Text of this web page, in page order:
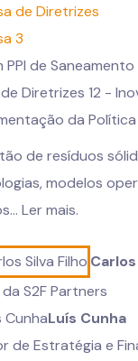
de Diretrizes
3
PPI de Saneamento
Diretrizes 12 -
da
de resíduos
modelos
Ler mais.
S2F Partners
Luís Cunha
de Estratégia e